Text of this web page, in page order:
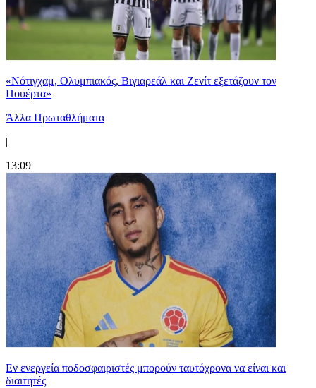
«Νότιγχαμ, Ολυμπιακός, Βιγιαρεάλ και Ζενίτ εξετάζουν τον
Πουέρτα»
Άλλα Πρωταθλήματα
|
13:09
Εν ενεργεία ποδοσφαιριστές μπορούν ταυτόχρονα να είναι και
διαιτητές